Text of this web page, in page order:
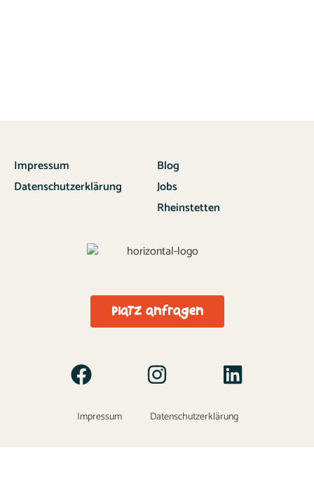
Impressum
Datenschutzerklärung
Blog
Jobs
Rheinstetten
Platz anfragen
Impressum Datenschutzerklärung